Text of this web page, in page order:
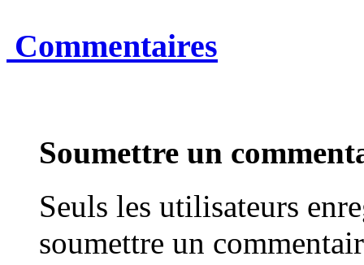
Commentaires
Soumettre un
Seuls les utilisateurs
soumettre un